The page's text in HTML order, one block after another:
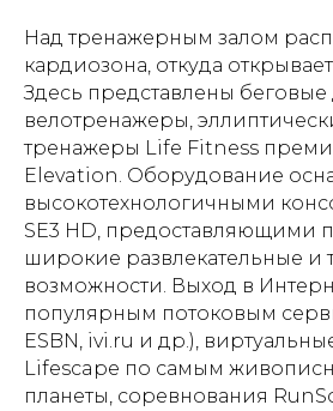
Над тренажерным залом
кардиозона, откуда
Здесь представлены
велотренажеры,
тренажеры Life Fitness
Elevation. Оборудование
высокотехнологичными
SE3 HD, предоставляющими
широкие развлекательные и
возможности. Выход в
популярным потоковым
ESBN, ivi.ru и др.),
Lifescape по самым
планеты, соревнования